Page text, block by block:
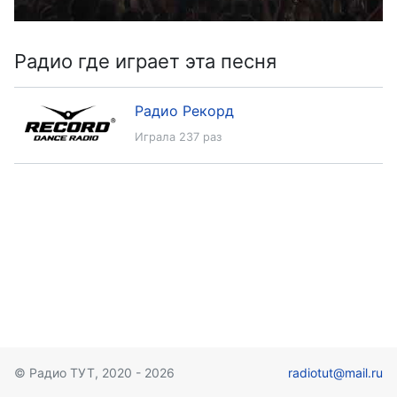
Радио где играет эта песня
Играла 237 раз
Радио Рекорд
© Радио ТУТ, 2020 - 2026 radiotut@mail.ru